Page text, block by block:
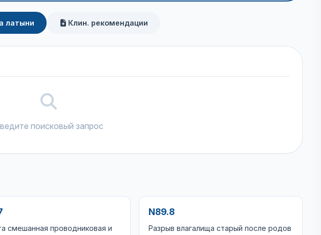
латыни Клин. рекомендации
поисковый запрос
смешанная проводниковая и
N89.8
Разрыв влагалища старый после родов